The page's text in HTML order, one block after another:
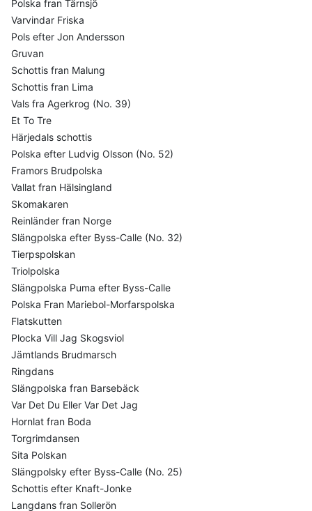
Polska fran Tärnsjö
Varvindar Friska
Pols efter Jon Andersson
Gruvan
Schottis fran Malung
Schottis fran Lima
Vals fra Agerkrog (No. 39)
Et To Tre
Härjedals schottis
Polska efter Ludvig Olsson (No. 52)
Framors Brudpolska
Vallat fran Hälsingland
Skomakaren
Reinländer fran Norge
Slängpolska efter Byss-Calle (No. 32)
Tierpspolskan
Triolpolska
Slängpolska Puma efter Byss-Calle
Polska Fran Mariebol-Morfarspolska
Flatskutten
Plocka Vill Jag Skogsviol
Jämtlands Brudmarsch
Ringdans
Slängpolska fran Barsebäck
Var Det Du Eller Var Det Jag
Hornlat fran Boda
Torgrimdansen
Sita Polskan
Slängpolsky efter Byss-Calle (No. 25)
Schottis efter Knaft-Jonke
Langdans fran Sollerön